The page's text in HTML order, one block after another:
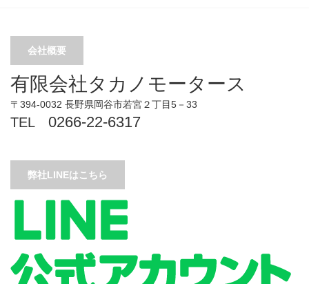
会社概要
有限会社タカノモータース
〒394-0032 長野県岡谷市若宮２丁目5－33
TEL 0266-22-6317
弊社LINEはこちら